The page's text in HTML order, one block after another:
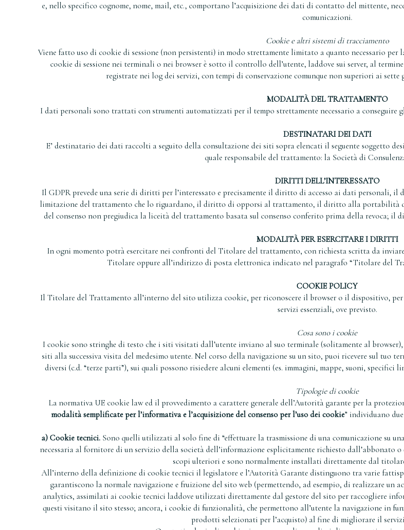
e, nello specifico cognome, nome, mail, etc., comportano l’acquisizione dei dati di contatto del mittente,
comunicazioni.
Cookie e altri sistemi di tracciamento
Viene fatto uso di cookie di sessione (non persistenti) in modo strettamente limitato a quanto necessario per
cookie di sessione nei terminali o nei browser è sotto il controllo dell’utente, laddove sui server, al
registrate nei log dei servizi, con tempi di conservazione comunque non superiori ai
MODALITÀ DEL TRATTAMENTO
I dati personali sono trattati con strumenti automatizzati per il tempo strettamente necessario a conseguire
DESTINATARI DEI DATI
E’ destinatario dei dati raccolti a seguito della consultazione dei siti sopra elencati il seguente soggetto
quale responsabile del trattamento: la Società di
DIRITTI DELL’INTERESSATO
Il GDPR prevede una serie di diritti per l’interessato e precisamente il diritto di accesso ai dati personali,
limitazione del trattamento che lo riguardano, il diritto di opporsi al trattamento, il diritto alla portabilità
del consenso non pregiudica la liceità del trattamento basata sul consenso conferito prima della revoca; il
MODALITÀ PER ESERCITARE I DIRITTI
In ogni momento potrà esercitare nei confronti del Titolare del trattamento, con richiesta scritta da
Titolare oppure all’indirizzo di posta elettronica indicato nel paragrafo “Titolare del
COOKIE POLICY
Il Titolare del Trattamento all’interno del sito utilizza cookie, per riconoscere il browser o il dispositivo,
servizi essenziali, ove previsto.
Cosa sono i cookie
I cookie sono stringhe di testo che i siti visitati dall’utente inviano al suo terminale (solitamente al
siti alla successiva visita del medesimo utente. Nel corso della navigazione su un sito, puoi ricevere sul tuo
diversi (c.d. “terze parti”), sui quali possono risiedere alcuni elementi (es. immagini, mappe, suoni,
Tipologie di cookie
La normativa UE cookie law ed il provvedimento a carattere generale dell’Autorità garante per la
modalità semplificate per l’informativa e l’acquisizione del consenso per l’uso dei cookie” individuano
a) Cookie tecnici. Sono quelli utilizzati al solo fine di “effettuare la trasmissione di una comunicazione su
necessaria al fornitore di un servizio della società dell’informazione esplicitamente richiesto dall’abbonato
scopi ulteriori e sono normalmente installati direttamente dal
All’interno della definizione di cookie tecnici il legislatore e l’Autorità Garante distinguono tra varie
garantiscono la normale navigazione e fruizione del sito web (permettendo, ad esempio, di realizzare un
analytics, assimilati ai cookie tecnici laddove utilizzati direttamente dal gestore del sito per raccogliere
questi visitano il sito stesso; ancora, i cookie di funzionalità, che permettono all’utente la navigazione in
prodotti selezionati per l’acquisto) al fine di migliorare il